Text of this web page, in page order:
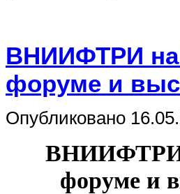
ВНИИФТРИ на
форуме и
Опубликовано
ВНИИФТРИ
форуме и